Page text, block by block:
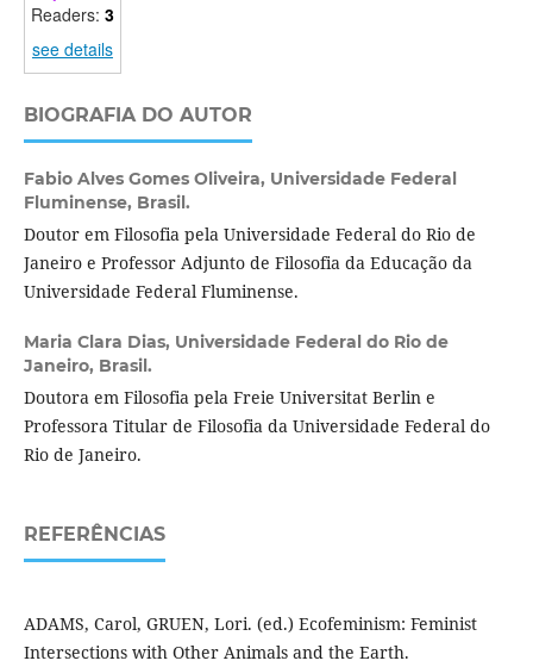
Readers: 3
see details
BIOGRAFIA DO AUTOR
Fabio Alves Gomes Oliveira, Universidade Federal
Fluminense, Brasil.
Doutor em Filosofia pela Universidade Federal do Rio de
Janeiro e Professor Adjunto de Filosofia da Educação da
Universidade Federal Fluminense.
Maria Clara Dias, Universidade Federal do Rio de
Janeiro, Brasil.
Doutora em Filosofia pela Freie Universitat Berlin e
Professora Titular de Filosofia da Universidade Federal do
Rio de Janeiro.
REFERÊNCIAS
ADAMS, Carol, GRUEN, Lori. (ed.) Ecofeminism: Feminist
Intersections with Other Animals and the Earth.